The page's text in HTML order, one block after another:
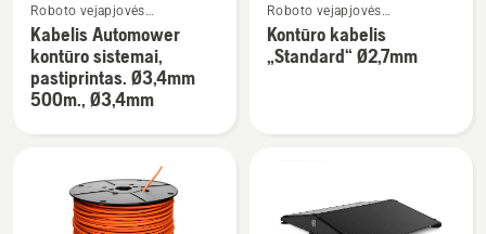
daugiau
detalių
apie
Kabelis
pastiprintas.
Ø3,4mm
Roboto vejapjovės
instaliavimas
Kabelis Automower
kontūro sistemai,
pastiprintas. Ø3,4mm
500m., Ø3,4mm
daugiau
detalių
apie
Roboto vejapjovės
instaliavimas
Kontūro kabelis
„Standard“ Ø2,7mm